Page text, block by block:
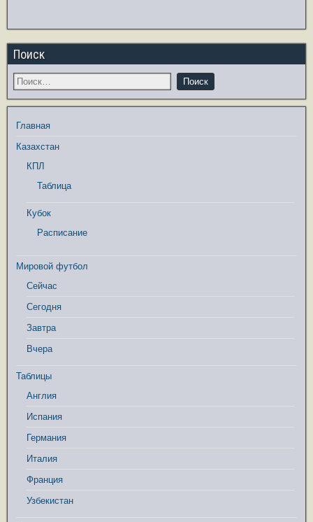
Поиск
Главная
Казахстан
КПЛ
Таблица
Кубок
Расписание
Мировой футбол
Сейчас
Сегодня
Завтра
Вчера
Таблицы
Англия
Испания
Германия
Италия
Франция
Узбекистан